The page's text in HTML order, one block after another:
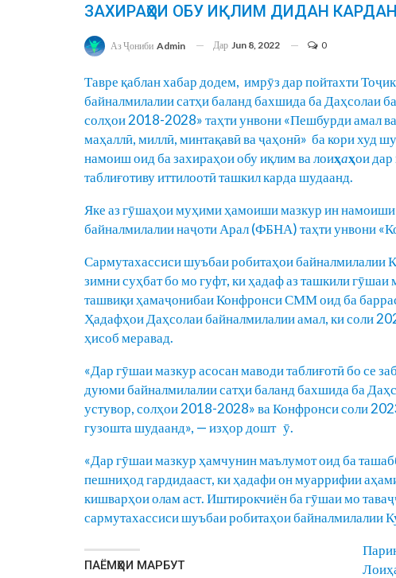
ЗАХИРАҲОИ ОБУ ИҚЛИМ ДИДАН
Аз Ҷониби Admin Дар Jun 8, 2022 0
Тавре қаблан хабар додем, имрӯз дар пойтахти
байналмилалии сатҳи баланд бахшида ба Даҳсолаи
солҳои 2018-2028» таҳти унвони «Пешбурди амал
маҳаллӣ, миллӣ, минтақавӣ ва ҷаҳонӣ» ба кори худ
намоиш оид ба захираҳои обу иқлим ва лоиҳаҳои
таблиғотиву иттилоотӣ ташкил карда шудаанд.
Яке аз гӯшаҳои муҳими ҳамоиши мазкур ин
байналмилалии наҷоти Арал (ФБНА) таҳти унвони
Сармутахассиси шуъбаи робитаҳои
зимни суҳбат бо мо гуфт, ки ҳадаф аз ташкили
ташвиқи ҳамаҷонибаи Конфронси СММ оид ба
Ҳадафҳои Даҳсолаи байналмилалии амал, ки соли
ҳисоб меравад.
«Дар гӯшаи мазкур асосан маводи таблиғотӣ бо се
дуюми байналмилалии сатҳи баланд бахшида ба
устувор, солҳои 2018-2028» ва Конфронси соли
гузошта шудаанд», — изҳор дошт ӯ.
«Дар гӯшаи мазкур ҳамчунин маълумот оид ба
пешниҳод гардидааст, ки ҳадафи он муаррифии
кишварҳои олам аст. Иштирокчиён ба гӯшаи мо
сармутахассиси шуъбаи робитаҳои байналмилалии
ПАЁМҲОИ МАРБУТ